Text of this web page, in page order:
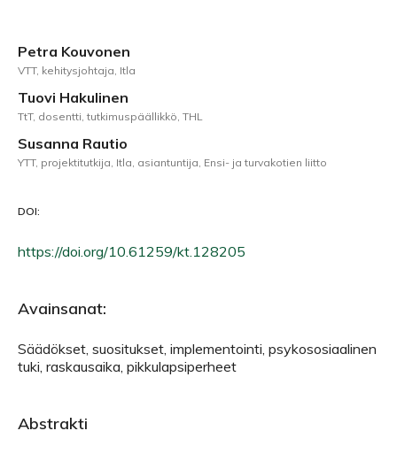
Petra Kouvonen
VTT, kehitysjohtaja, Itla
Tuovi Hakulinen
TtT, dosentti, tutkimuspäällikkö, THL
Susanna Rautio
YTT, projektitutkija, Itla, asiantuntija, Ensi- ja turvakotien liitto
DOI:
https://doi.org/10.61259/kt.128205
Avainsanat:
Säädökset, suositukset, implementointi, psykososiaalinen
tuki, raskausaika, pikkulapsiperheet
Abstrakti